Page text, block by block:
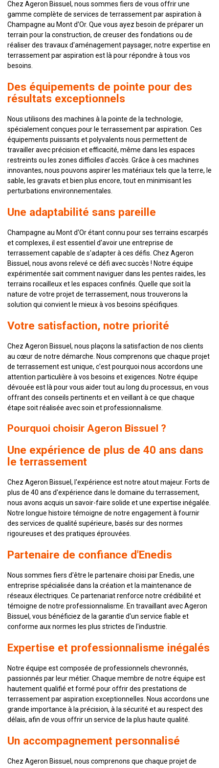
Chez Ageron Bissuel, nous sommes fiers de vous offrir une
gamme complète de services de terrassement par aspiration à
Champagne au Mont d'Or. Que vous ayez besoin de préparer un
terrain pour la construction, de creuser des fondations ou de
réaliser des travaux d'aménagement paysager, notre expertise en
terrassement par aspiration est là pour répondre à tous vos
besoins.
Des équipements de pointe pour des
résultats exceptionnels
Nous utilisons des machines à la pointe de la technologie,
spécialement conçues pour le terrassement par aspiration. Ces
équipements puissants et polyvalents nous permettent de
travailler avec précision et efficacité, même dans les espaces
restreints ou les zones difficiles d'accès. Grâce à ces machines
innovantes, nous pouvons aspirer les matériaux tels que la terre, le
sable, les gravats et bien plus encore, tout en minimisant les
perturbations environnementales.
Une adaptabilité sans pareille
Champagne au Mont d'Or étant connu pour ses terrains escarpés
et complexes, il est essentiel d'avoir une entreprise de
terrassement capable de s'adapter à ces défis. Chez Ageron
Bissuel, nous avons relevé ce défi avec succès ! Notre équipe
expérimentée sait comment naviguer dans les pentes raides, les
terrains rocailleux et les espaces confinés. Quelle que soit la
nature de votre projet de terrassement, nous trouverons la
solution qui convient le mieux à vos besoins spécifiques.
Votre satisfaction, notre priorité
Chez Ageron Bissuel, nous plaçons la satisfaction de nos clients
au cœur de notre démarche. Nous comprenons que chaque projet
de terrassement est unique, c'est pourquoi nous accordons une
attention particulière à vos besoins et exigences. Notre équipe
dévouée est là pour vous aider tout au long du processus, en vous
offrant des conseils pertinents et en veillant à ce que chaque
étape soit réalisée avec soin et professionnalisme.
Pourquoi choisir Ageron Bissuel ?
Une expérience de plus de 40 ans dans
le terrassement
Chez Ageron Bissuel, l'expérience est notre atout majeur. Forts de
plus de 40 ans d'expérience dans le domaine du terrassement,
nous avons acquis un savoir-faire solide et une expertise inégalée.
Notre longue histoire témoigne de notre engagement à fournir
des services de qualité supérieure, basés sur des normes
rigoureuses et des pratiques éprouvées.
Partenaire de confiance d'Enedis
Nous sommes fiers d'être le partenaire choisi par Enedis, une
entreprise spécialisée dans la création et la maintenance de
réseaux électriques. Ce partenariat renforce notre crédibilité et
témoigne de notre professionnalisme. En travaillant avec Ageron
Bissuel, vous bénéficiez de la garantie d'un service fiable et
conforme aux normes les plus strictes de l'industrie.
Expertise et professionnalisme inégalés
Notre équipe est composée de professionnels chevronnés,
passionnés par leur métier. Chaque membre de notre équipe est
hautement qualifié et formé pour offrir des prestations de
terrassement par aspiration exceptionnelles. Nous accordons une
grande importance à la précision, à la sécurité et au respect des
délais, afin de vous offrir un service de la plus haute qualité.
Un accompagnement personnalisé
Chez Ageron Bissuel, nous comprenons que chaque projet de